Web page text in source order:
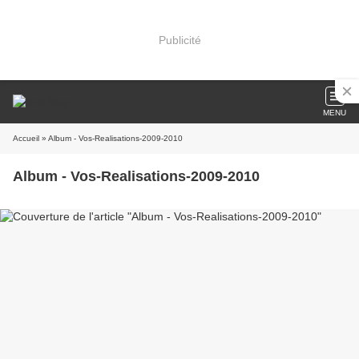
Publicité
MENU
Accueil » Album - Vos-Realisations-2009-2010
Album - Vos-Realisations-2009-2010